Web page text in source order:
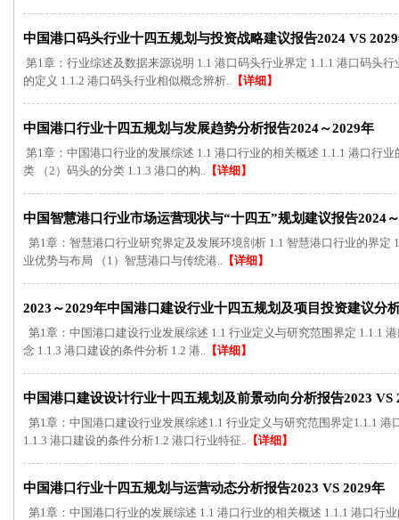
中国港口码头行业十四五规划与投资战略建议报告2024 VS
第1章：行业综述及数据来源说明 1.1 港口码头行业界定 1.1.1 港口码头
的定义 1.1.2 港口码头行业相似概念辨析.. 【详细】
中国港口行业十四五规划与发展趋势分析报告2024～2029年
第1章：中国港口行业的发展综述 1.1 港口行业的相关概述 1.1.1 港口行
类 （2）码头的分类 1.1.3 港口的构.. 【详细】
中国智慧港口行业市场运营现状与“十四五”规划建议报告2024
第1章：智慧港口行业研究界定及发展环境剖析 1.1 智慧港口行业的界定
业优势与布局 （1）智慧港口与传统港.. 【详细】
2023～2029年中国港口建设行业十四五规划及项目投资建议分
第1章：中国港口建设行业发展综述 1.1 行业定义与研究范围界定 1.1.1
念 1.1.3 港口建设的条件分析 1.2 港.. 【详细】
中国港口建设设计行业十四五规划及前景动向分析报告2023 VS
第1章：中国港口建设行业发展综述1.1 行业定义与研究范围界定1.1.1
1.1.3 港口建设的条件分析1.2 港口行业特征.. 【详细】
中国港口行业十四五规划与运营动态分析报告2023 VS 2029年
第1章：中国港口行业的发展综述 1.1 港口行业的相关概述 1.1.1 港口行